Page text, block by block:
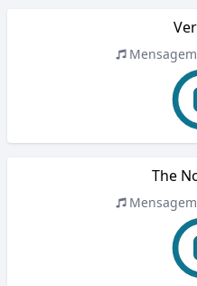
Mensagem
The
Mensagem